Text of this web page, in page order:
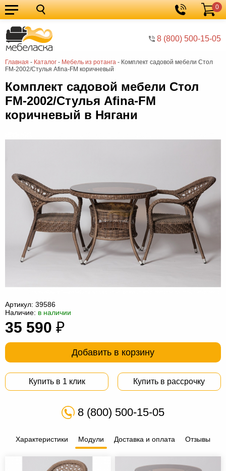
8 (800) 500-15-05
Корзина
0
Главная - Каталог - Мебель из ротанга - Комплект садовой мебели Стол
FM-2002/Стулья Afina-FM коричневый
Кухонные
гарнитуры
Мебель
для
кухни
Мебель
для
спальни
Кровати
Шкафы
Диваны
Мягкая
гостиную
Мебель
прихожей
Столы
Офисная
мебель
Столы
Мебель
ванной
трансформер
Матрасы
ротанга
мебель
Косметологическое
оборудование
Комплект садовой мебели Стол
FM-2002/Стулья Afina-FM
коричневый в Нягани
Артикул: 39586
Наличие: в наличии
35 590 ₽
Добавить в корзину
Купить в 1 клик Купить в рассрочку
8 (800) 500-15-05
Характеристики Модули Доставка и оплата Отзывы